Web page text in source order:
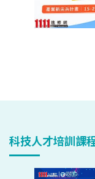
科技人才培訓課